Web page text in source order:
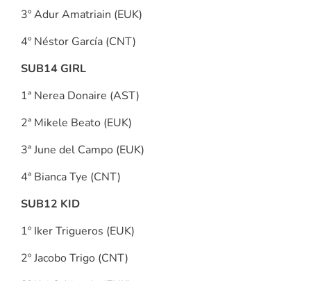
3º Adur Amatriain (EUK)
4º Néstor García (CNT)
SUB14 GIRL
1ª Nerea Donaire (AST)
2ª Mikele Beato (EUK)
3ª June del Campo (EUK)
4ª Bianca Tye (CNT)
SUB12 KID
1º Iker Trigueros (EUK)
2º Jacobo Trigo (CNT)